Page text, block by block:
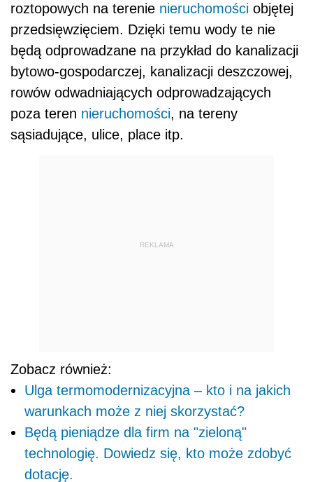
roztopowych na terenie nieruchomości objętej
przedsięwzięciem. Dzięki temu wody te nie
będą odprowadzane na przykład do kanalizacji
bytowo-gospodarczej, kanalizacji deszczowej,
rowów odwadniających odprowadzających
poza teren nieruchomości, na tereny
sąsiadujące, ulice, place itp.
REKLAMA
Zobacz również:
Ulga termomodernizacyjna – kto i na jakich
warunkach może z niej skorzystać?
Będą pieniądze dla firm na "zieloną"
technologię. Dowiedz się, kto może zdobyć
dotację.